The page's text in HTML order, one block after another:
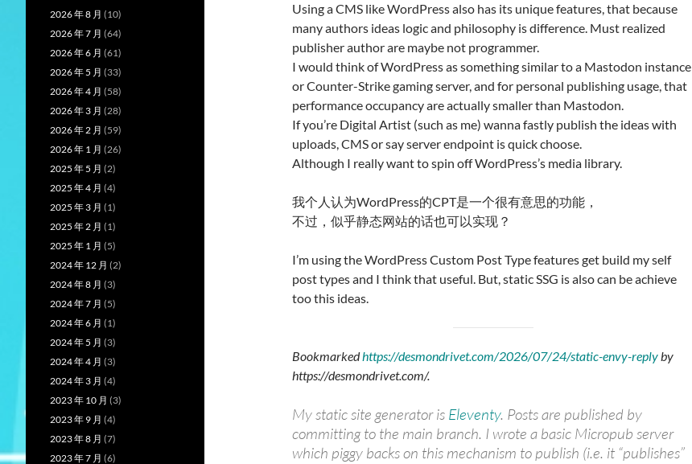
Using a CMS like WordPress also has its unique features, that because
many authors ideas logic and philosophy is difference. Must realized
publisher author are maybe not programmer.
I would think of WordPress as something similar to a Mastodon instance
or Counter-Strike gaming server, and for personal publishing usage, that
performance occupancy are actually smaller than Mastodon.
If you’re Digital Artist (such as me) wanna fastly publish the ideas with
uploads, CMS or say server endpoint is quick choose.
Although I really want to spin off WordPress’s media library.
我个人认为WordPress的CPT是一个很有意思的功能，
不过，似乎静态网站的话也可以实现？
I’m using the WordPress Custom Post Type features get build my self
post types and I think that useful. But, static SSG is also can be achieve
too this ideas.
Bookmarkedhttps://desmondrivet.com/2026/07/24/static-envy-replyby
https://desmondrivet.com/.
My static site generator is Eleventy. Posts are published by
committing to the main branch. I wrote a basic Micropub server
which piggy backs on this mechanism to publish (i.e. it “publishes”
2026 年 8 月 (10)
2026 年 7 月 (64)
2026 年 6 月 (61)
2026 年 5 月 (33)
2026 年 4 月 (58)
2026 年 3 月 (28)
2026 年 2 月 (59)
2026 年 1 月 (26)
2025 年 5 月 (2)
2025 年 4 月 (4)
2025 年 3 月 (1)
2025 年 2 月 (1)
2025 年 1 月 (5)
2024 年 12 月 (2)
2024 年 8 月 (3)
2024 年 7 月 (5)
2024 年 6 月 (1)
2024 年 5 月 (3)
2024 年 4 月 (3)
2024 年 3 月 (4)
2023 年 10 月 (3)
2023 年 9 月 (4)
2023 年 8 月 (7)
2023 年 7 月 (6)